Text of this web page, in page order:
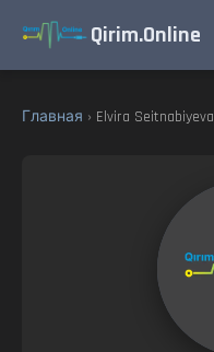
Qirim.Online
Главная › Elvira Seitnabiyeva